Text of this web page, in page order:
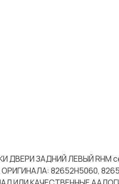
ДВЕРИ ЗАДНИЙ ЛЕВЫЙ RHM
82652H5060,